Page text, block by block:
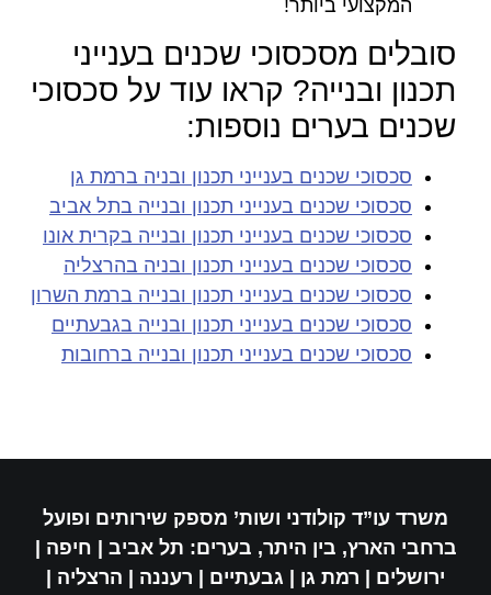
המקצועי ביותר!
סובלים מסכסוכי שכנים בענייני
תכנון ובנייה? קראו עוד על סכסוכי
שכנים בערים נוספות:
סכסוכי שכנים בענייני תכנון ובניה ברמת גן
סכסוכי שכנים בענייני תכנון ובנייה בתל אביב
סכסוכי שכנים בענייני תכנון ובנייה בקרית אונו
סכסוכי שכנים בענייני תכנון ובניה בהרצליה
סכסוכי שכנים בענייני תכנון ובנייה ברמת השרון
סכסוכי שכנים בענייני תכנון ובנייה בגבעתיים
סכסוכי שכנים בענייני תכנון ובנייה ברחובות
משרד עו”ד קולודני ושות’ מספק שירותים ופועל
ברחבי הארץ, בין היתר, בערים: תל אביב | חיפה |
ירושלים | רמת גן | גבעתיים | רעננה | הרצליה |